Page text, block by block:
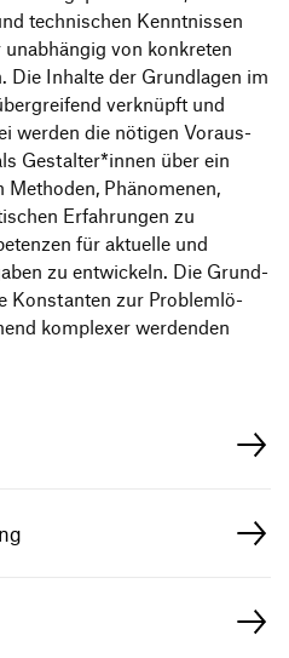
tech­ni­schen Kennt­nissen
von konkreten
Die Inhalte der Grund­lagen im
verknüpft und
werden die nötigen Voraus­
Gestalter*innen über ein
Phäno­menen,
Erfah­rungen zu
für aktu­elle und
zu entwi­ckeln. Die Grund­
Konstanten zur Problem­lö­
komplexer werdenden